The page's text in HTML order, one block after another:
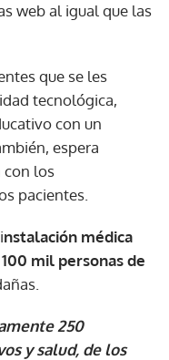
web al igual que las
que se les
tecnológica,
con un
espera
con los
pacientes.
nstalación médica
mil personas de
250
y salud, de los